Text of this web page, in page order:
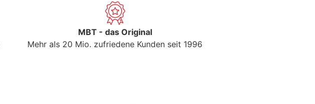
MBT - das Original
Mehr als 20 Mio. zufriedene Kunden seit 1996